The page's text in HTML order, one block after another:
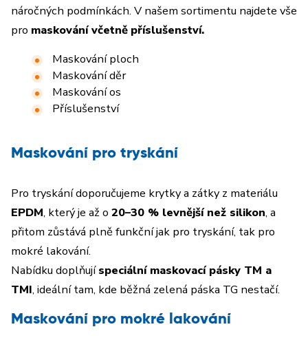
náročných podmínkách. V našem sortimentu najdete vše
pro maskování včetně příslušenství.
Maskování ploch
Maskování děr
Maskování os
Příslušenství
Maskování pro tryskání
Pro tryskání doporučujeme krytky a zátky z materiálu
EPDM, který je až o 20–30 % levnější než silikon, a
přitom zůstává plně funkční jak pro tryskání, tak pro
mokré lakování.
Nabídku doplňujíspeciální maskovací pásky TM a
TMI, ideální tam, kde běžná zelená páska TG nestačí.
Maskování pro mokré lakování